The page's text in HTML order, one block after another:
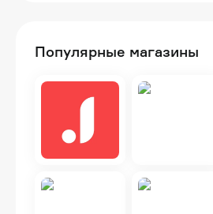
Популярные магазины